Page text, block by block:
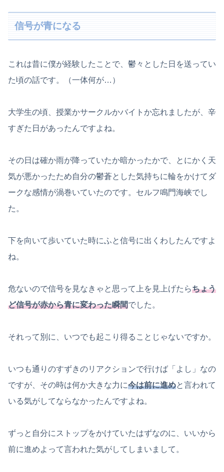
信号が青になる
これは昔に僕が経験したことで、鬱々とした日を送ってい
た頃の話です。（一体何が…）
大学生の頃、授業かサークルかバイトか忘れましたが、辛
すぎた日があったんですよね。
その日は確か雨が降っていたか暗かったかで、とにかく天
気が悪かったため自分の鬱蒼とした気持ちに輪をかけてダ
ークな感情が渦巻いていたのです。セルフ鳴門海峡でし
た。
下を向いて歩いていた時にふと信号に出くわしたんですよ
ね。
危ないので信号を見なきゃと思って上を見上げたらちょう
ど信号が赤から青に変わった瞬間でした。
それって別に、いつでも起こり得ることじゃないですか。
いつも通りのすずきのリアクションで行けば「よし」なの
ですが、その時は何か大きな力に今は前に進めと言われて
いる気がしてならなかったんですよね。
ずっと自分にストップをかけていたはずなのに、いいから
前に進めよって言われた気がしてしまいまして。